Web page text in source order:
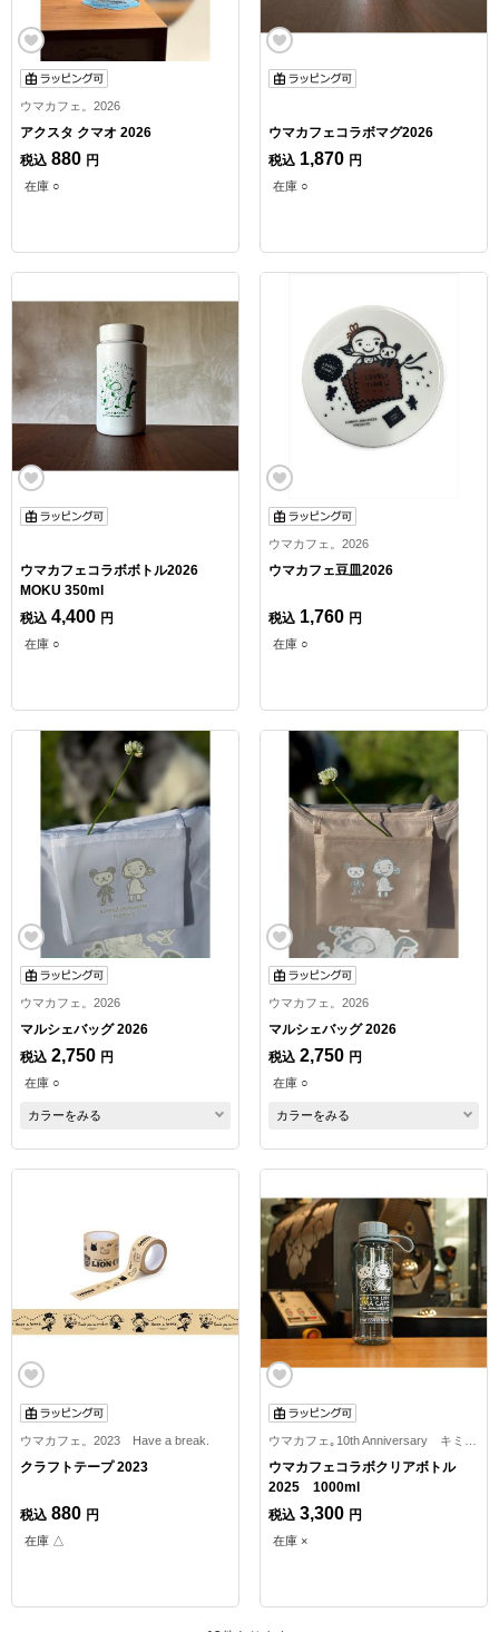
ウマカフェ。2026
アクスタ クマオ 2026
税込 880 円
在庫 ○
ウマカフェコラボマグ2026
税込 1,870 円
在庫 ○
ウマカフェコラボボトル2026
MOKU 350ml
税込 4,400 円
在庫 ○
ウマカフェ。2026
ウマカフェ豆皿2026
税込 1,760 円
在庫 ○
ウマカフェ。2026
マルシェバッグ 2026
税込 2,750 円
在庫 ○
カラーをみる
ウマカフェ。2026
マルシェバッグ 2026
税込 2,750 円
在庫 ○
カラーをみる
ウマカフェ。2023 Have a break.
クラフトテープ 2023
税込 880 円
在庫 △
ウマカフェコラボクリアボトル
2025 1000ml
税込 3,300 円
在庫 ×